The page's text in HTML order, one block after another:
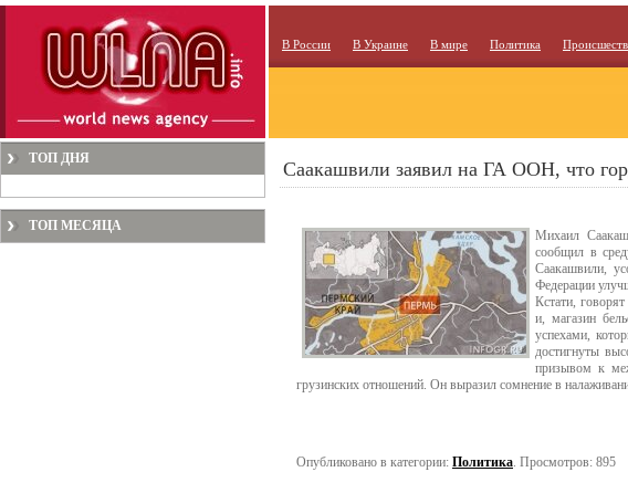
В России В Украине В мире Политика
ТОП ДНЯ
ТОП МЕСЯЦА
Саакашвили заявил на ГА ООН, что
Михаил
сообщил в
Саакашвили,
Федерации
Кстати,
и, магазин
успехами,
достигнуты
призывом к
грузинских отношений. Он выразил сомнение в
Опубликовано в категории: Политика. Просмотров: 895